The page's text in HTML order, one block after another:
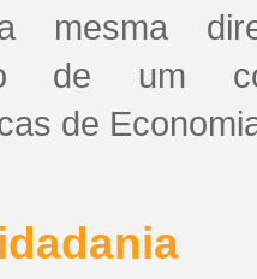
mesma
de um
de